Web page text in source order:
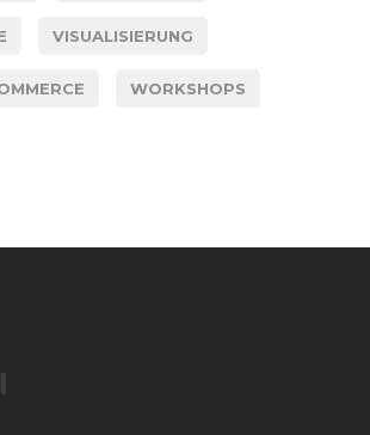
VISUALISIERUNG
WORKSHOPS